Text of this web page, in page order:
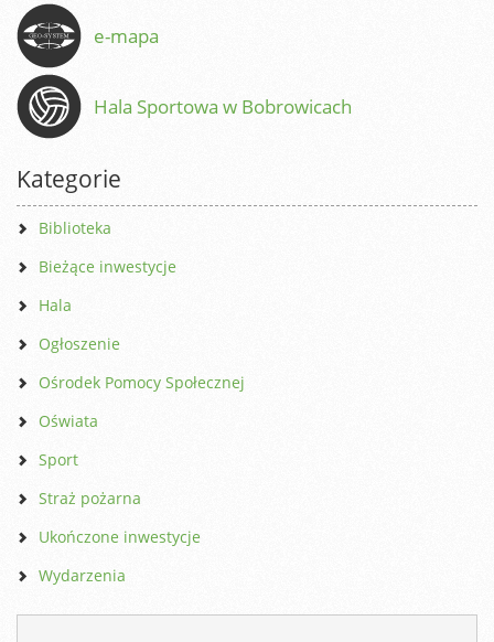
e-mapa
Hala Sportowa w Bobrowicach
Kategorie
Biblioteka
Bieżące inwestycje
Hala
Ogłoszenie
Ośrodek Pomocy Społecznej
Oświata
Sport
Straż pożarna
Ukończone inwestycje
Wydarzenia